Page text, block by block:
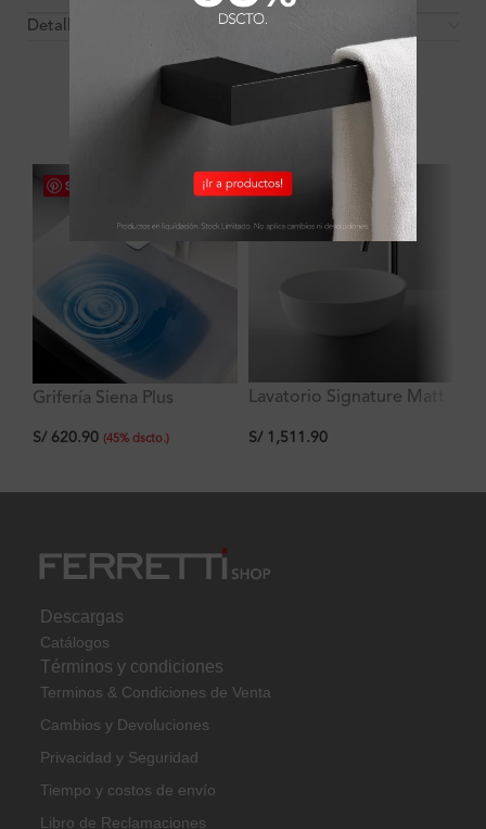
Detalles y Material
OTROS PRODUCTOS QUE PUEDEN
Save
Grifería Siena Plus
S/ 620.90 (45% dscto.)
Save
Lavatorio Signature Matt
cm
S/1,511.90
Descargas
Catálogos
Términos y condiciones
Terminos & Condiciones de Venta
Cambios y Devoluciones
Privacidad y Seguridad
Tiempo y costos de envío
Libro de Reclamaciones